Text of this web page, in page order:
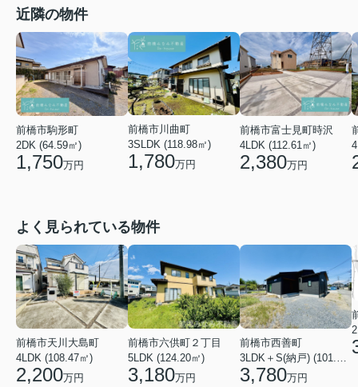
近隣の物件
前橋市駒形町
2DK (64.59㎡)
1,750万円
前橋市川曲町
3SLDK (118.98㎡)
1,780万円
前橋市富士見町時沢
4LDK (112.61㎡)
2,380万円
よく見られている物件
前橋市天川大島町
4LDK (108.47㎡)
2,200万円
前橋市六供町２丁目
5LDK (124.20㎡)
3,180万円
前橋市西善町
3,780万円